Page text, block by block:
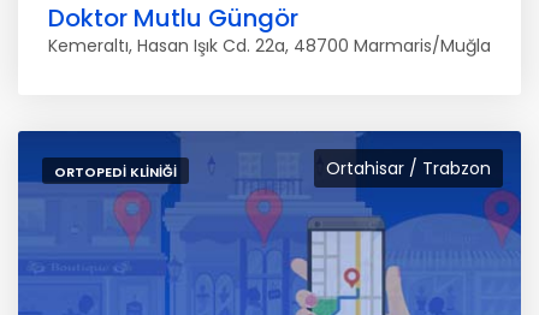
Doktor Mutlu Güngör
Kemeraltı, Hasan Işık Cd. 22a, 48700 Marmaris/Muğla
Ortahisar / Trabzon
ORTOPEDI KLINIĞI